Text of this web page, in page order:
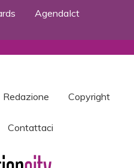
AgendaIct
Redazione Copyright
Contattaci